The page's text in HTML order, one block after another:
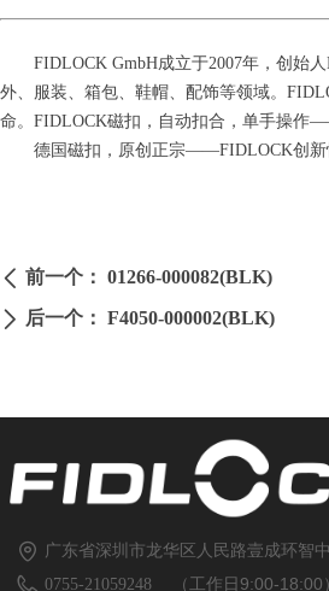
FIDLOCK GmbH成立于2007年，创始人
外、服装、箱包、鞋帽、配饰等领域。
命。FIDLOCK磁扣，自动扣合，单手操作
德国磁扣，原创正宗——FIDLOCK创新
ꄴ 前一个： 01266-000082(BLK)
ꄲ 后一个： F4050-000002(BLK)
广东省深圳市龙华区人民路壹成环智
0755-21059248
（工作日9:00-18:00）